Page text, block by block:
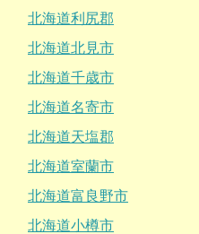
北海道利尻郡
北海道北見市
北海道千歳市
北海道名寄市
北海道天塩郡
北海道室蘭市
北海道富良野市
北海道小樽市